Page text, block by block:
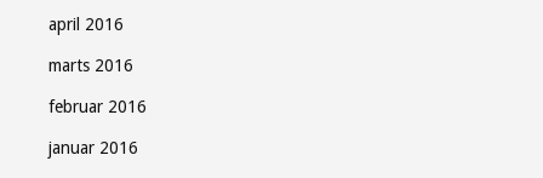
april 2016
marts 2016
februar 2016
januar 2016